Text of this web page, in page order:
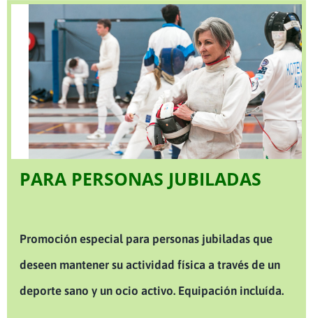
PARA PERSONAS JUBILADAS
Promoción especial para personas jubiladas que
deseen mantener su actividad física a través de un
deporte sano y un ocio activo. Equipación incluída.